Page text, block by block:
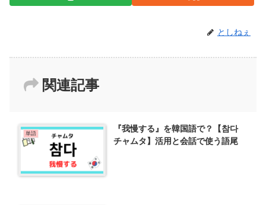
としねぇ
関連記事
単語
『我慢する』を韓国語で？【참다
チャムタ】活用と会話で使う語尾